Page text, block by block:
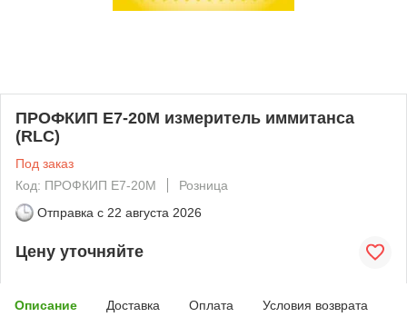
ПРОФКИП Е7-20М измеритель иммитанса
(RLC)
Под заказ
Код: ПРОФКИП Е7-20М
Розница
Отправка с 22 августа 2026
Цену уточняйте
Описание Доставка Оплата Условия возврата